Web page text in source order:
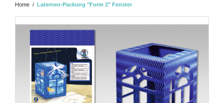
Home / Laternen-Packung "Form 2" Fenster